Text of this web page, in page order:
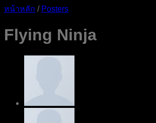
หน้าหลัก / Posters
Flying Ninja